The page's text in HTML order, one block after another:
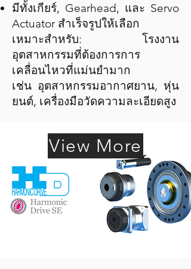
มีทั้งเกียร์, Gearhead, และ Servo
Actuator สำเร็จรูปให้เลือก
เหมาะสำหรับ: โรงงาน
อุตสาหกรรมที่ต้องการการ
เคลื่อนไหวที่แม่นยำมาก
เช่น อุตสาหกรรมอากาศยาน, หุ่น
ยนต์, เครื่องมือวัดความละเอียดสูง
View More